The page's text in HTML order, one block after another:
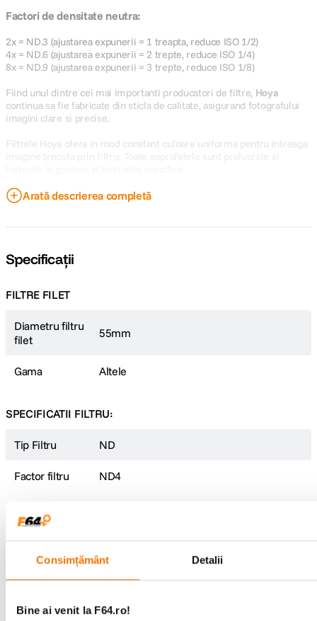
Consimțământ Detalii
Bine ai venit la F64.ro!
Factori de densitate neutra:
2x = ND.3 (ajustarea expunerii = 1 treapta, reduce ISO 1/2)
4x = ND.6 (ajustarea expunerii = 2 trepte, reduce ISO 1/4)
8x = ND.9 (ajustarea expunerii = 3 trepte, reduce ISO 1/8)
Fiind unul dintre cei mai importanti producatori de filtre, Hoya
continua sa fie fabricate din sticla de calitate, asigurand fotografului
imagini clare si precise.
Filtrele Hoya ofera in mod constant culoare uniforma pentru intreaga
-filtrul este tratat multi-strat
-diametru: 55mm
Arată descrierea completă
Specificații
FILTRE FILET
Diametru filtru
filet
55mm
Gama Altele
SPECIFICATII FILTRU:
Tip Filtru ND
Factor filtru ND4
DETALII PRODUCATOR
Pagina